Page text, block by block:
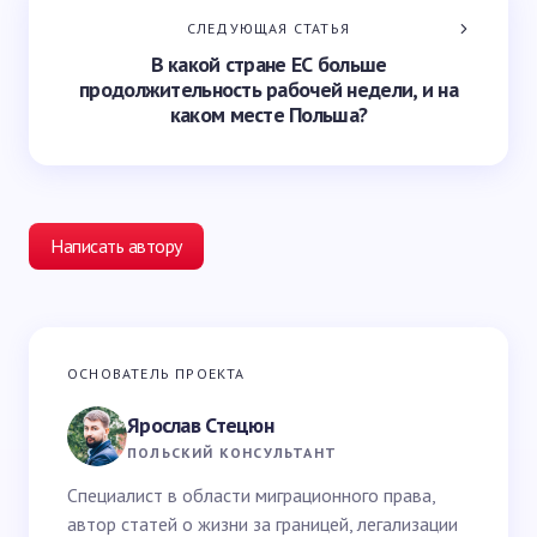
СЛЕДУЮЩАЯ СТАТЬЯ
В какой стране ЕС больше
продолжительность рабочей недели, и на
каком месте Польша?
Написать автору
Ваш адрес email не будет опубликован.
Ваше имя *
ОСНОВАТЕЛЬ ПРОЕКТА
Ярослав Стецюн
ПОЛЬСКИЙ КОНСУЛЬТАНТ
Специалист в области миграционного права,
автор статей о жизни за границей, легализации